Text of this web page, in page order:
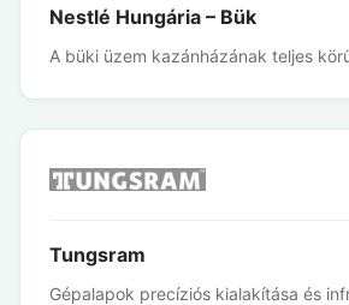
Nestlé Hungária – Bük
A büki üzem kazánházának teljes
Tungsram
Gépalapok precíziós kialakítása és